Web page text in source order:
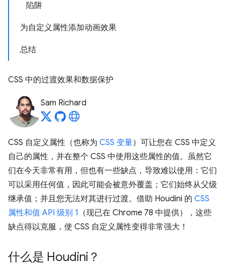
陷阱
为自定义属性添加动画效果
总结
CSS 中的过渡效果和数据保护
Sam Richard
CSS 自定义属性（也称为 CSS 变量）可让您在 CSS 中定义
自己的属性，并在整个 CSS 中使用这些属性的值。虽然它
们在今天非常有用，但也有一些缺点，导致难以使用：它们
可以采用任何值，因此可能会被意外覆盖；它们始终从父级
继承值；并且您无法对其进行过渡。借助 Houdini 的 CSS
属性和值 API 级别 1 （现已在 Chrome 78 中提供），这些
缺点得以克服，使 CSS 自定义属性变得非常强大！
什么是 Houdini？